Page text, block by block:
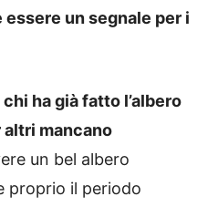
un segnale per i
chi ha già fatto l’albero
altri mancano
un bel albero
proprio il periodo